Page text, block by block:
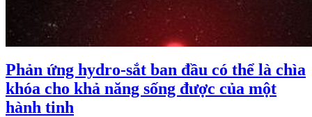
Phản ứng hydro-sắt ban đầu có thể là chìa
khóa cho khả năng sống được của một
hành tinh